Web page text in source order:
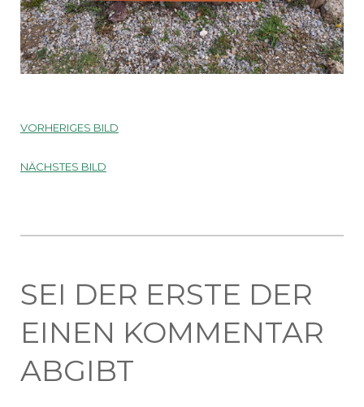
VORHERIGES BILD
NÄCHSTES BILD
SEI DER ERSTE DER
EINEN KOMMENTAR
ABGIBT